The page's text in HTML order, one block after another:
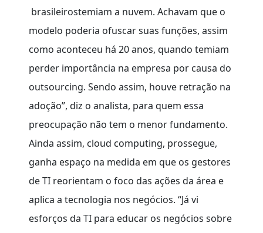
brasileirostemiam a nuvem. Achavam que o
modelo poderia ofuscar suas funções, assim
como aconteceu há 20 anos, quando temiam
perder importância na empresa por causa do
outsourcing. Sendo assim, houve retração na
adoção”, diz o analista, para quem essa
preocupação não tem o menor fundamento.
Ainda assim, cloud computing, prossegue,
ganha espaço na medida em que os gestores
de TI reorientam o foco das ações da área e
aplica a tecnologia nos negócios. “Já vi
esforços da TI para educar os negócios sobre